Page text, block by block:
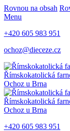
Rovnou na obsah
Menu
+420 605 983 951
ochoz@dieceze.cz
Římskokatolická
Ochoz u Brna
Římskokatolická
Ochoz u Brna
+420 605 983 951